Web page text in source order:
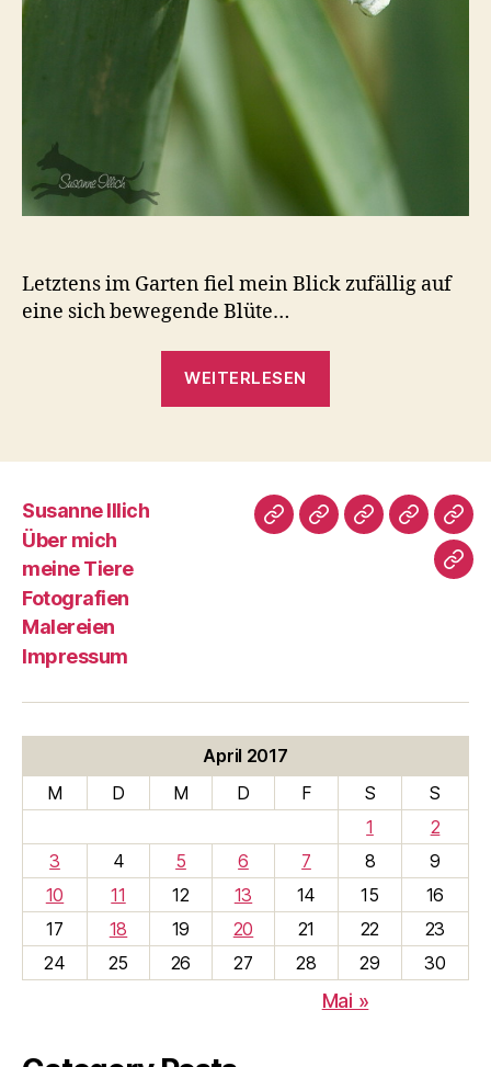
Letztens im Garten fiel mein Blick zufällig auf
eine sich bewegende Blüte…
WEITERLESEN
Susanne Illich
Über mich
meine Tiere
Fotografien
Malereien
Impressum
Susanne
Übermeine
April 2017
M
D M D F S
S
1
2
3
4 5 6 7 8
9
10
11 12 13 14 15
16
17
18 19 20 21 22
23
24
25 26 27 28 29 30
Mai »